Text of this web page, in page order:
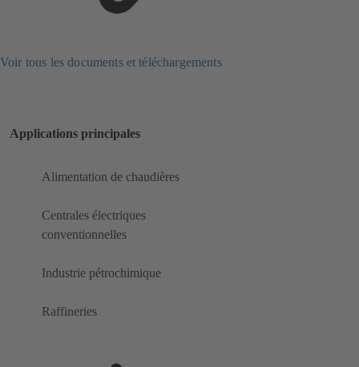
Voir tous les documents et téléchargements
Applications principales
Alimentation de chaudières
Centrales électriques
conventionnelles
Industrie pétrochimique
Raffineries